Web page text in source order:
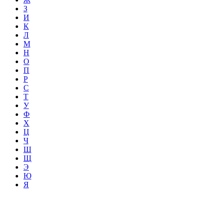
З
И
К
Л
М
Н
О
П
Р
С
Т
У
Ф
Х
Ц
Ч
Ш
Щ
Э
Ю
Я